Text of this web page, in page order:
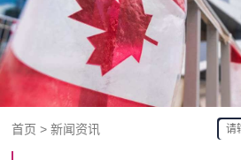
首页 > 新闻资讯